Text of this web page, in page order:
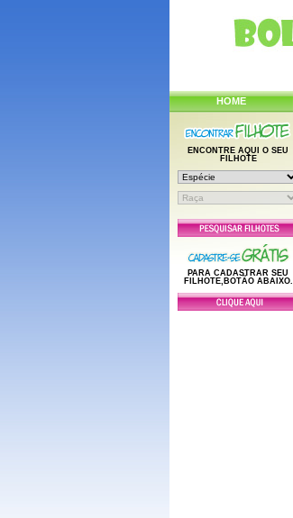
HOME
ENCONTRE AQUI O SEU
FILHOTE
PARA CADASTRAR SEU
FILHOTE,BOTÃO ABAIXO.